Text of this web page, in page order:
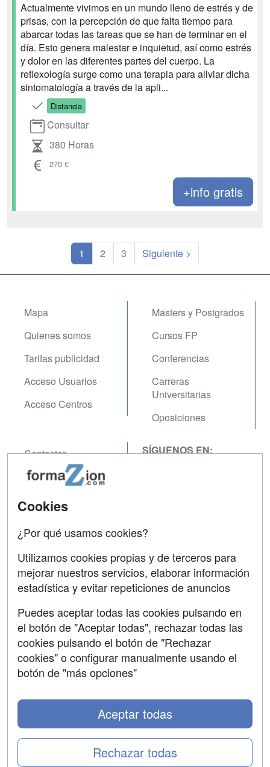
Actualmente vivimos en un mundo lleno de estrés y de
prisas, con la percepción de que falta tiempo para
abarcar todas las tareas que se han de terminar en el
día. Esto genera malestar e inquietud, así como estrés
y dolor en las diferentes partes del cuerpo. La
reflexología surge como una terapia para aliviar dicha
sintomatología a través de la apli...
Distancia
Consultar
380 Horas
270 €
+info gratis
1 2 3 Siguiente >
Mapa
Quienes somos
Tarifas publicidad
Acceso Usuarios
Acceso Centros
Masters y Postgrados
Cursos FP
Conferencias
Carreras
Universitarias
Oposiciones
Contactar
Confidencialidad
Aviso legal
SÍGUENOS EN:
Grupo formazion:
Copyright 2000-2026 Formazion Web, S.L. - Calle
Fermín Caballero, 62 - 28034 Madrid Tel: 91 533 70 78
Cookies
¿Por qué usamos cookies?
Utilizamos cookies propias y de terceros para
mejorar nuestros servicios, elaborar información
estadística y evitar repeticiones de anuncios
Puedes aceptar todas las cookies pulsando en
el botón de "Aceptar todas", rechazar todas las
cookies pulsando el botón de "Rechazar
cookies" o configurar manualmente usando el
botón de "más opciones"
Rechazar todas
Aceptar todas